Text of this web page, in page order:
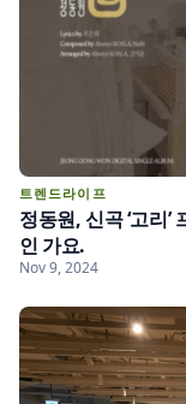
트렌드라이프
정동원, 신곡 ‘고리
인 가요.
Nov 9, 2024